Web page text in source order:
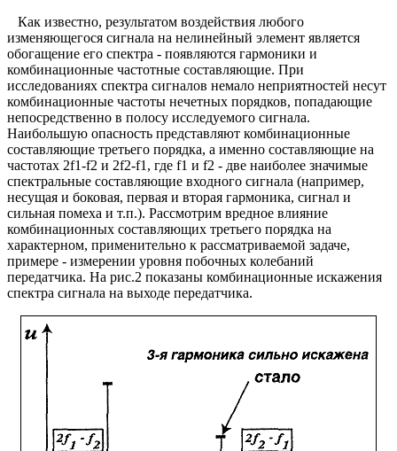
Как известно, результатом воздействия любого
изменяющегося сигнала на нелинейный элемент является
обогащение его спектра - появляются гармоники и
комбинационные частотные составляющие. При
исследованиях спектра сигналов немало неприятностей несут
комбинационные частоты нечетных порядков, попадающие
непосредственно в полосу исследуемого сигнала.
Наибольшую опасность представляют комбинационные
составляющие третьего порядка, а именно составляющие на
частотах 2f1-f2 и 2f2-f1, где f1 и f2 - две наиболее значимые
спектральные составляющие входного сигнала (например,
несущая и боковая, первая и вторая гармоника, сигнал и
сильная помеха и т.п.). Рассмотрим вредное влияние
комбинационных составляющих третьего порядка на
характерном, применительно к рассматриваемой задаче,
примере - измерении уровня побочных колебаний
передатчика. На рис.2 показаны комбинационные искажения
спектра сигнала на выходе передатчика.